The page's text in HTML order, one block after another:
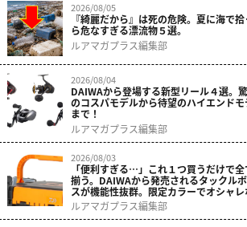
2026/08/05
『綺麗だから』は死の危険。夏に海で拾
ら危なすぎる漂流物５選。
ルアマガプラス編集部
2026/08/04
DAIWAから登場する新型リール４選。
のコスパモデルから待望のハイエンドモ
まで！
ルアマガプラス編集部
2026/08/03
「便利すぎる…」これ１つ買うだけで
揃う。DAIWAから発売されるタックル
スが機能性抜群。限定カラーでオシャレ
ザインに。
ルアマガプラス編集部